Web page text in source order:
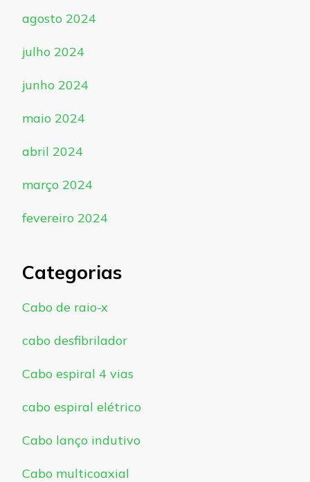
agosto 2024
julho 2024
junho 2024
maio 2024
abril 2024
março 2024
fevereiro 2024
Categorias
Cabo de raio-x
cabo desfibrilador
Cabo espiral 4 vias
cabo espiral elétrico
Cabo lanço indutivo
Cabo multicoaxial